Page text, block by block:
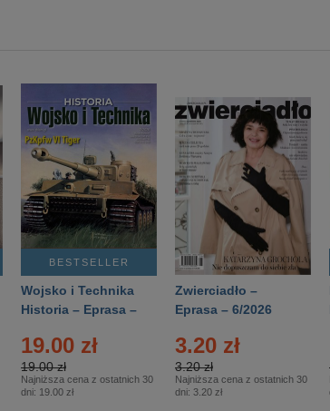
BESTSELLER
Wojsko i Technika
Historia – Eprasa –
19.00 zł
19.00 zł
Najniższa cena z ostatnich 30
dni: 19.00 zł
Zwierciadło –
Eprasa – 6/2026
3.20 zł
3.20 zł
Najniższa cena z ostatnich 30
dni: 3.20 zł